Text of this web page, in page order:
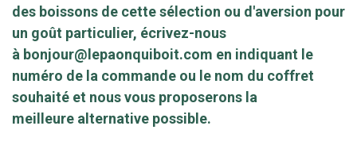
des boissons de cette sélection ou d'aversion pour
un goût particulier, écrivez-nous
à bonjour@lepaonquiboit.com en indiquant le
numéro de la commande ou le nom du coffret
souhaité et nous vous proposerons la
meilleure alternative possible.